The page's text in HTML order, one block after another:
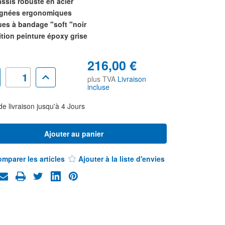
ergonomiques
à bandage "soft "noir
peinture époxy grise
Augmenter
la
quantité
Diable
polyvalent
acier
Réf.
DIST62.V2
216,00 €
plus TVA Livraison
incluse
livraison jusqu'à 4 Jours
les articles Ajouter à la liste d'envies